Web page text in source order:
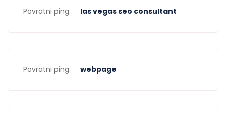
Povratni ping: las vegas seo consultant
Povratni ping: webpage